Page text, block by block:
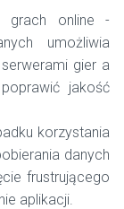
grach online -
umożliwia
gier a
jakość
korzystania
danych
frustrującego
aplikacji.